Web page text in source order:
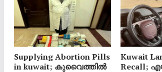
Supplying Abortion Pills
​in kuwait; കുവൈത്തിൽ
Kuwait
Recall;